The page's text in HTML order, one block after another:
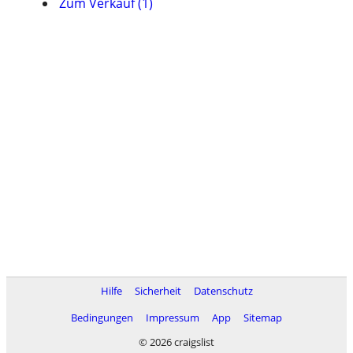
Hilfe Sicherheit
Datenschutz
Bedingungen
Impressum App
Sitemap
© 2026 craigslist